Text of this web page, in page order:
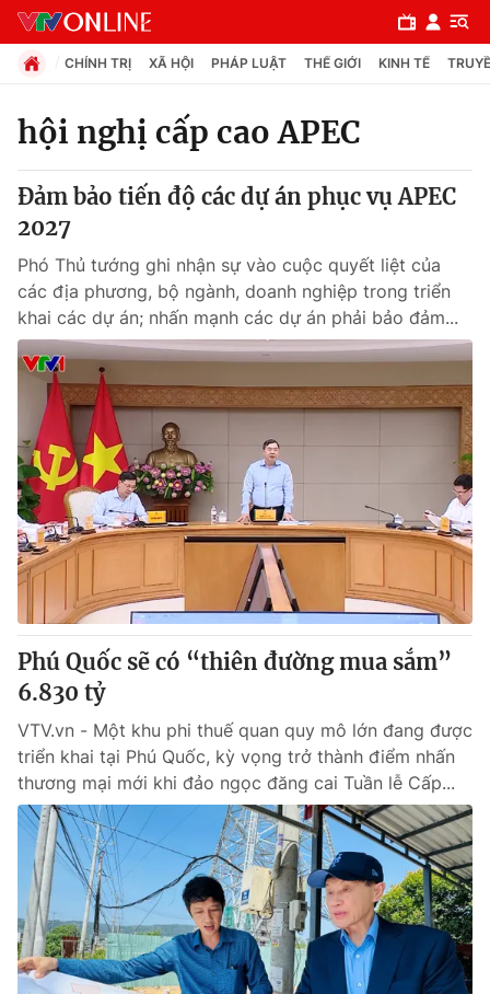
Chuyên mục
Chính trị
Xã hội
Pháp luật
Y tế
Thế giới
Tin tức
Thế giới đó đây
Câu chuyện quốc tế
Kinh tế
Tài chính
Thị trường
Góc doanh nghiệp
Dữ liệu và đời sống
Truyền hình
Phim VTV
Hậu trường
Nhân vật
Khán giả
Giải sao mai
Giải trí
Điện ảnh
Âm nhạc
Sao
Đời sống
Du lịch
Làm đẹp
Chất lượng cuộc sống
Giáo dục
Tuyển sinh
Học trực tuyến
Công nghệ
Hitech Công nghệ tương lai
Giao lưu trực tuyến
CHÍNH TRỊ XÃ HỘI PHÁP LUẬT THẾ GIỚI KINH TẾ
hội nghị cấp cao APEC
Đảm bảo tiến độ các dự án phục vụ APEC
2027
Phó Thủ tướng ghi nhận sự vào cuộc quyết liệt của
các địa phương, bộ ngành, doanh nghiệp trong triển
khai các dự án; nhấn mạnh các dự án phải bảo đảm...
Phú Quốc sẽ có “thiên đường mua sắm”
6.830 tỷ
VTV.vn - Một khu phi thuế quan quy mô lớn đang được
triển khai tại Phú Quốc, kỳ vọng trở thành điểm nhấn
thương mại mới khi đảo ngọc đăng cai Tuần lễ Cấp...